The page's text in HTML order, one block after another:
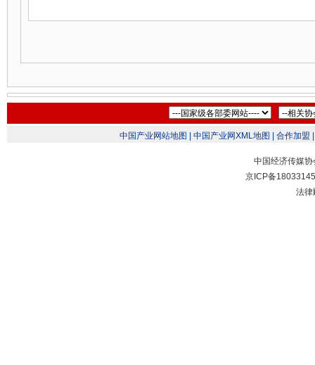
中国产业网站地图 | 中国产业网XML地图 | 合作加盟 |
中国经济传媒
京ICP备
法